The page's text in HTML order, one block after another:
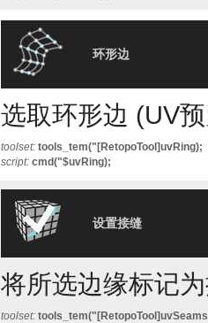
环形边
选取环形边 (UV
toolset: tools_tem("[RetopoTool]uvRing);
script: cmd("$uvRing);
设置接缝
将所选边缘标记
toolset: